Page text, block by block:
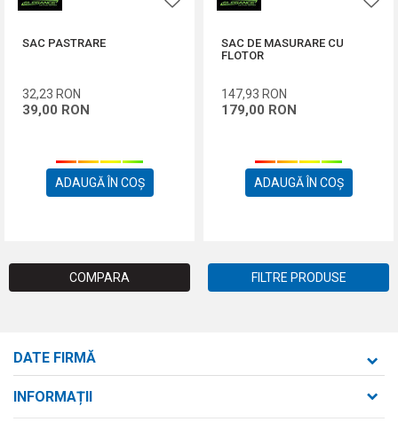
SAC PASTRARE
32,23 RON
39,00 RON
ADAUGĂ ÎN COȘ
SAC DE MASURARE CU
FLOTOR
147,93 RON
179,00 RON
ADAUGĂ ÎN COȘ
COMPARA FILTRE PRODUSE
DATE FIRMĂ
INFORMAȚII